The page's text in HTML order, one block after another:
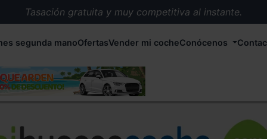
Tasación gratuita y muy competitiva al instante.
Más de 5.000 conductores satisfechos.
Buscamos el coche que tu quieras.
Recogemos tu coche en cualquier parte de España.
segunda manoOfertasVender mi cocheConócenos